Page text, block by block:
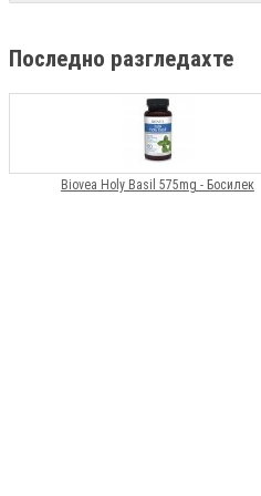
Последно разгледахте
Biovea Holy Basil 575mg - Босилек